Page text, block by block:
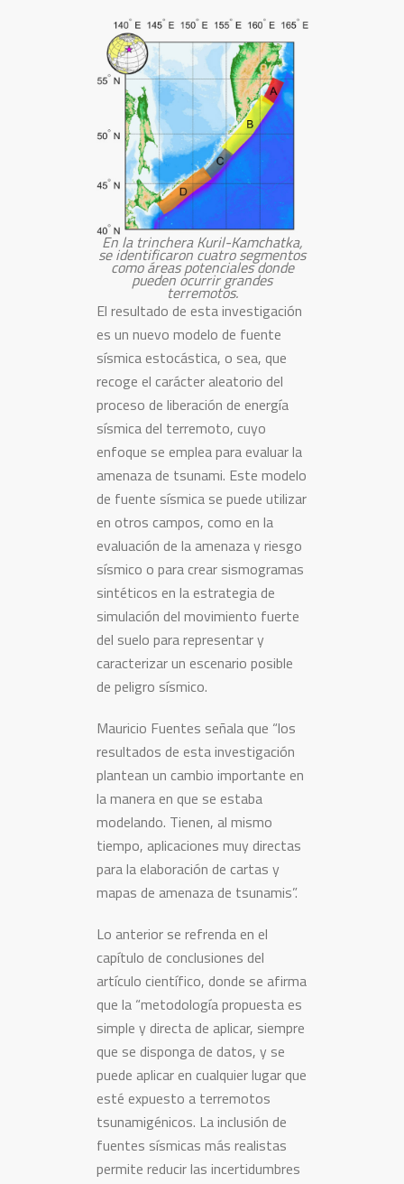
En la trinchera Kuril-Kamchatka,
se identificaron cuatro segmentos
como áreas potenciales donde
pueden ocurrir grandes
terremotos.
El resultado de esta investigación
es un nuevo modelo de fuente
sísmica estocástica, o sea, que
recoge el carácter aleatorio del
proceso de liberación de energía
sísmica del terremoto, cuyo
enfoque se emplea para evaluar la
amenaza de tsunami. Este modelo
de fuente sísmica se puede utilizar
en otros campos, como en la
evaluación de la amenaza y riesgo
sísmico o para crear sismogramas
sintéticos en la estrategia de
simulación del movimiento fuerte
del suelo para representar y
caracterizar un escenario posible
de peligro sísmico.
Mauricio Fuentes señala que “los
resultados de esta investigación
plantean un cambio importante en
la manera en que se estaba
modelando. Tienen, al mismo
tiempo, aplicaciones muy directas
para la elaboración de cartas y
mapas de amenaza de tsunamis”.
Lo anterior se refrenda en el
capítulo de conclusiones del
artículo científico, donde se afirma
que la “metodología propuesta es
simple y directa de aplicar, siempre
que se disponga de datos, y se
puede aplicar en cualquier lugar que
esté expuesto a terremotos
tsunamigénicos. La inclusión de
fuentes sísmicas más realistas
permite reducir las incertidumbres